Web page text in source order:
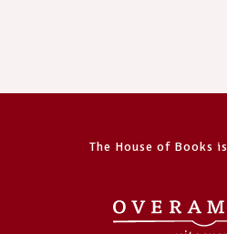
The House of Books